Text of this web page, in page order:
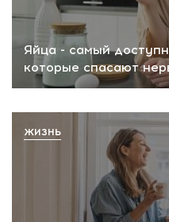
Яйца - самый
которые спасают
ЖИЗНЬ